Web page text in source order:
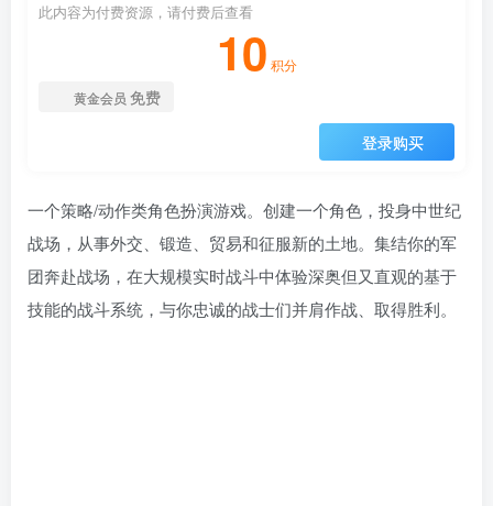
此内容为付费资源，请付费后查看
10 积分
黄金会员 免费
登录购买
一个策略/动作类角色扮演游戏。创建一个角色，投身中世纪
战场，从事外交、锻造、贸易和征服新的土地。集结你的军
团奔赴战场，在大规模实时战斗中体验深奥但又直观的基于
技能的战斗系统，与你忠诚的战士们并肩作战、取得胜利。